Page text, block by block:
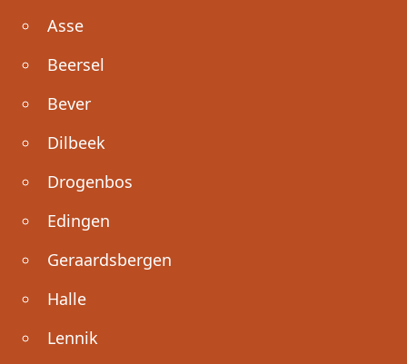
Asse
Beersel
Bever
Dilbeek
Drogenbos
Edingen
Geraardsbergen
Halle
Lennik